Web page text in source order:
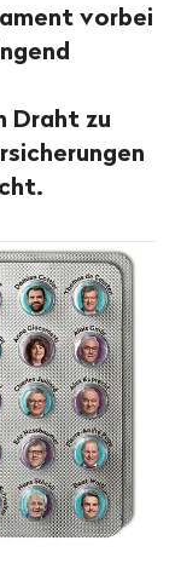
vorbei
Draht zu